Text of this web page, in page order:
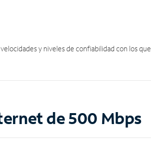
y niveles de confiabilidad con los que
de 500 Mbps